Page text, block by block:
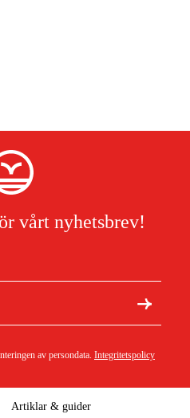
vårt nyhetsbrev!
av persondata. Integritetspolicy
Artiklar & guider